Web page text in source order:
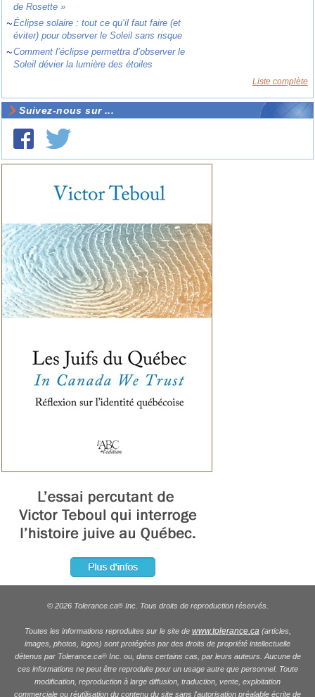
de Rosette »
~Éclipse solaire : tout ce qu’il faut faire (et
éviter) pour observer le Soleil sans risque
~Comment l’éclipse permettra d’observer le
Soleil dévier la lumière des étoiles
Liste complète
Suivez-nous sur ...
© 2026 Tolerance.ca®Inc. Tous droits de reproduction réservés.
Toutes les informations reproduites sur le site de www.tolerance.ca (articles,
images, photos, logos) sont protégées par des droits de propriété intellectuelle
détenus par Tolerance.ca®Inc. ou, dans certains cas, par leurs auteurs. Aucune de
ces informations ne peut être reproduite pour un usage autre que personnel. Toute
modification, reproduction à large diffusion, traduction, vente, exploitation
commerciale ou réutilisation du contenu du site sans l'autorisation préalable écrite de